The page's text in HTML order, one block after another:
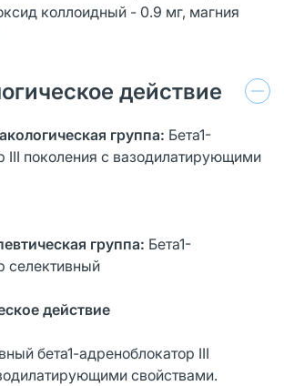
коллоидный - 0.9 мг, магния
действие
группа: Бета1-
III поколения с вазодилатирующими
группа: Бета1-
селективный
действие
бета1-адреноблокатор III
свойствами.